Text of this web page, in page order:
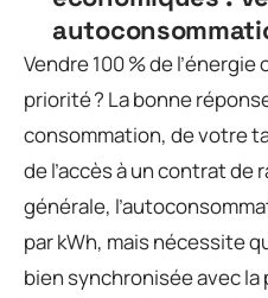
Vendre 100 % de
priorité ? La bonne
consommation, de votre
de l’accès à un contrat
générale,
par kWh, mais nécessite
bien synchronisée avec